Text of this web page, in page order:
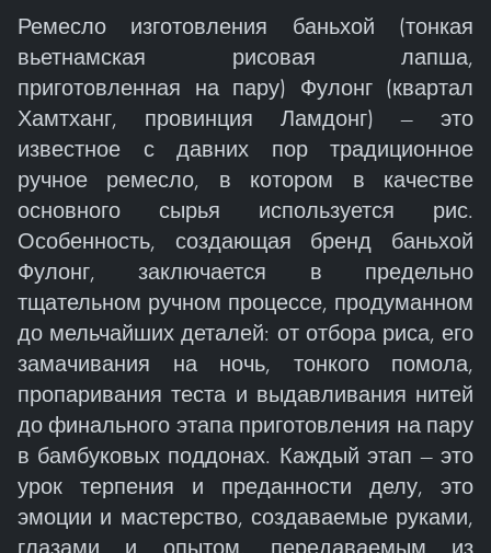
Ремесло изготовления баньхой (тонкая
вьетнамская рисовая лапша,
приготовленная на пару) Фулонг (квартал
Хамтханг, провинция Ламдонг) — это
известное с давних пор традиционное
ручное ремесло, в котором в качестве
основного сырья используется рис.
Особенность, создающая бренд баньхой
Фулонг, заключается в предельно
тщательном ручном процессе, продуманном
до мельчайших деталей: от отбора риса, его
замачивания на ночь, тонкого помола,
пропаривания теста и выдавливания нитей
до финального этапа приготовления на пару
в бамбуковых поддонах. Каждый этап — это
урок терпения и преданности делу, это
эмоции и мастерство, создаваемые руками,
глазами и опытом, передаваемым из